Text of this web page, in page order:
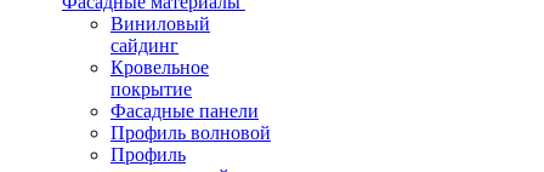
Виниловый
сайдинг
Кровельное
покрытие
Фасадные панели
Профиль волновой
Профиль